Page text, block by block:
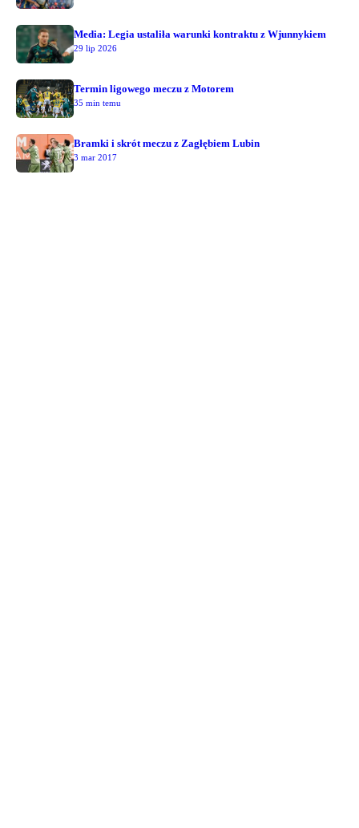
Media: Legia ustaliła warunki kontraktu z Wjunnykiem
29 lip 2026
Termin ligowego meczu z Motorem
35 min temu
Bramki i skrót meczu z Zagłębiem Lubin
3 mar 2017